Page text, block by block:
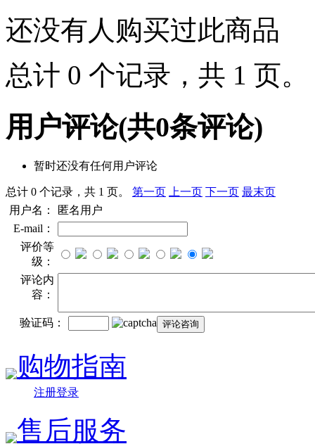
还没有人购买过此商品
总计 0 个记录，共 1 页。
用户评论(共0条评论)
暂时还没有任何用户评论
总计 0 个记录，共 1 页。 第一页 上一页 下一页 最末页
用户名：
匿名用户
E-mail：
评价等
级：
评论内
容：
验证码：
购物指南
注册登录
售后服务